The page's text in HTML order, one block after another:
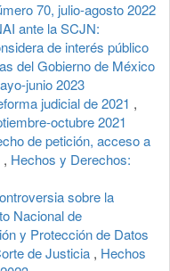
70, julio-agosto 2022
ante la SCJN:
de interés público
del Gobierno de México
junio 2023
judicial de 2021 ,
octubre 2021
de petición, acceso a
, Hechos y Derechos:
sobre la
Nacional de
y Protección de Datos
de Justicia , Hechos